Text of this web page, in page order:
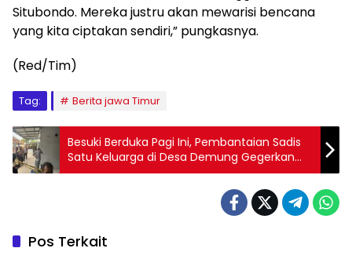
Situbondo. Mereka justru akan mewarisi bencana
yang kita ciptakan sendiri,” pungkasnya.
(Red/Tim)
Tag: Berita jawa Timur
Besuki Berduka Pagi Ini, Pembantaian Sadis
Satu Keluarga di Desa Demung Gegerkan
Warga
Pos Terkait